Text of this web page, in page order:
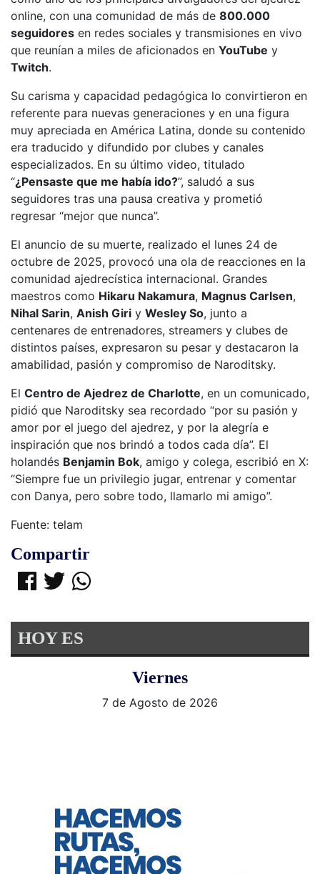
online, con una comunidad de más de 800.000
seguidores en redes sociales y transmisiones en vivo
que reunían a miles de aficionados en YouTube y
Twitch.
Su carisma y capacidad pedagógica lo convirtieron en
referente para nuevas generaciones y en una figura
muy apreciada en América Latina, donde su contenido
era traducido y difundido por clubes y canales
especializados. En su último video, titulado
“¿Pensaste que me había ido?”, saludó a sus
seguidores tras una pausa creativa y prometió
regresar “mejor que nunca”.
El anuncio de su muerte, realizado el lunes 24 de
octubre de 2025, provocó una ola de reacciones en la
comunidad ajedrecística internacional. Grandes
maestros como Hikaru Nakamura, Magnus Carlsen,
Nihal Sarin, Anish Giri y Wesley So, junto a
centenares de entrenadores, streamers y clubes de
distintos países, expresaron su pesar y destacaron la
amabilidad, pasión y compromiso de Naroditsky.
El Centro de Ajedrez de Charlotte, en un comunicado,
pidió que Naroditsky sea recordado “por su pasión y
amor por el juego del ajedrez, y por la alegría e
inspiración que nos brindó a todos cada día”. El
holandés Benjamin Bok, amigo y colega, escribió en X:
“Siempre fue un privilegio jugar, entrenar y comentar
con Danya, pero sobre todo, llamarlo mi amigo”.
Fuente: telam
Compartir
HOY ES
Viernes
7 de Agosto de 2026